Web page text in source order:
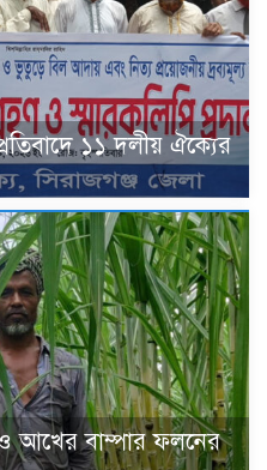
১১ দলীয় ঐক্যের
আখের বাম্পার ফলনের